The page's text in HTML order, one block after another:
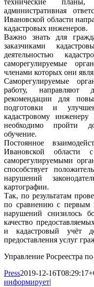
технические
административная
Ивановской области
кадастровых инженеров.
Важно знать для
заказчиками
деятельностью
саморегулируемые
членами которых они
Саморегулируемые
работу, направляют
рекомендации для
подготовки и
кадастровому
необходимо пройти
обучение.
Постоянное
Ивановской области
саморегулируемыми
способствует
нарушений
картографии.
Так, по результатам
по сравнению с первым
нарушений снизилось
качество
и кадастровый учёт
предоставления услуг
Управление Росреестра
Press2019-12-
информирует|